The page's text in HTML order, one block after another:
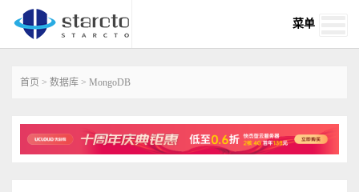
菜单
首页 > 数据库 > MongoDB